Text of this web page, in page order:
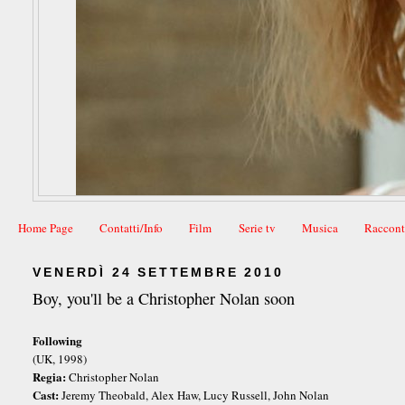
Home Page Contatti/Info Film Serie tv Musica
VENERDÌ 24 SETTEMBRE 2010
Boy, you'll be a Christopher Nolan soon
Following
(UK, 1998)
Regia:Christopher Nolan
Cast:Jeremy Theobald, Alex Haw, Lucy Russell, John Nolan